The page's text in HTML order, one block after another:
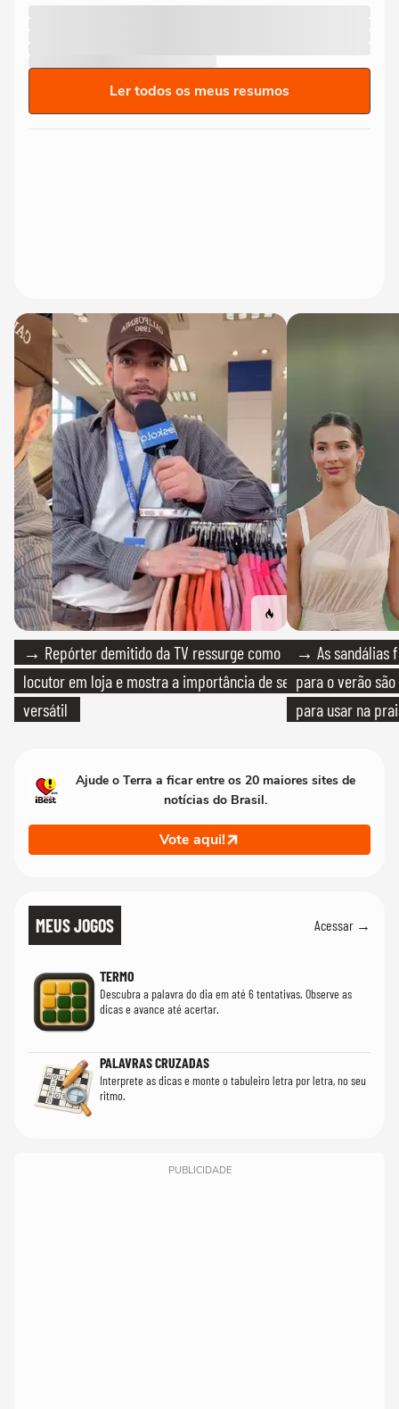
Ler todos os meus resumos
→ Repórter demitido da TV ressurge como
locutor em loja e mostra a importância de ser
versátil
→ As sandálias
para o verão
para usar na
Ajude o Terra a ficar entre os 20 maiores sites de
notícias do Brasil.
Vote aqui!
MEUS JOGOS Acessar →
TERMO
Descubra a palavra do dia em até 6 tentativas. Observe as
dicas e avance até acertar.
PALAVRAS CRUZADAS
Interprete as dicas e monte o tabuleiro letra por letra, no seu
ritmo.
PUBLICIDADE